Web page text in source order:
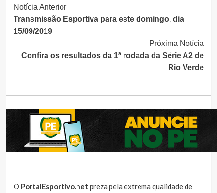
Continue
Lendo
Notícia Anterior
Transmissão Esportiva para este domingo, dia
15/09/2019
Próxima Notícia
Confira os resultados da 1ª rodada da Série A2 de
Rio Verde
O PortalEsportivo.net preza pela extrema qualidade de